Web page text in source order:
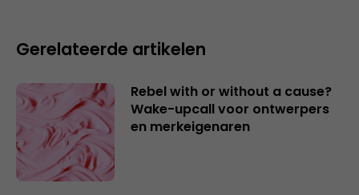
Gerelateerde artikelen
Rebel with or without a cause?
Wake-upcall voor ontwerpers
en merkeigenaren